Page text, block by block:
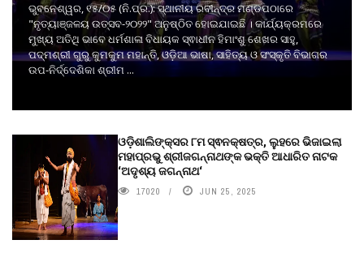
ଭୁବନେଶ୍ୱର, ୧୫/୦୫ (ନି.ପ୍ର.): ସ୍ଥାନୀୟ ରବୀନ୍ଦ୍ର ମଣ୍ଡପଠାରେ
"ନୃତ୍ୟାଞ୍ଜଳୟ ଉତ୍ସବ-୨୦୨୨" ଅନୁଷ୍ଠିତ ହୋଇଯାଇଛି । କାର୍ଯ୍ୟକ୍ରମରେ
ମୁଖ୍ୟ ଅତିଥି ଭାବେ ଧର୍ମଶାଳା ବିଧାୟକ ସ୍ଵାଧୀନ ହିମାଂଶୁ ଶେଖର ସାହୁ,
ପଦ୍ମଶ୍ରୀ ଗୁରୁ କୁମକୁମ ମହାନ୍ତି, ଓଡ଼ିଆ ଭାଷା, ସାହିତ୍ୟ ଓ ସଂସ୍କୃତି ବିଭାଗର
ଉପ-ନିର୍ଦ୍ଦେଶିକା ଶ୍ରୀମ ...
ଓଡ଼ିଶାଲିଙ୍କ୍ସର ୮ମ ସ୍ଵନକ୍ଷତ୍ର, ଲୁହରେ ଭିଜାଇଲା
ମହାପ୍ରଭୁ ଶ୍ରୀଜଗନ୍ନାଥଙ୍କ ଭକ୍ତି ଆଧାରିତ ନାଟକ
‘ଅଦୃଶ୍ୟ ଜଗନ୍ନାଥ‘
17020 JUN 25, 2025